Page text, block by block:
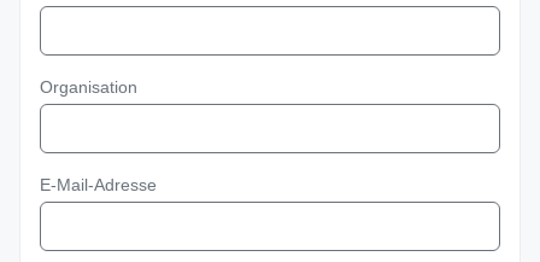
Organisation
E-Mail-Adresse